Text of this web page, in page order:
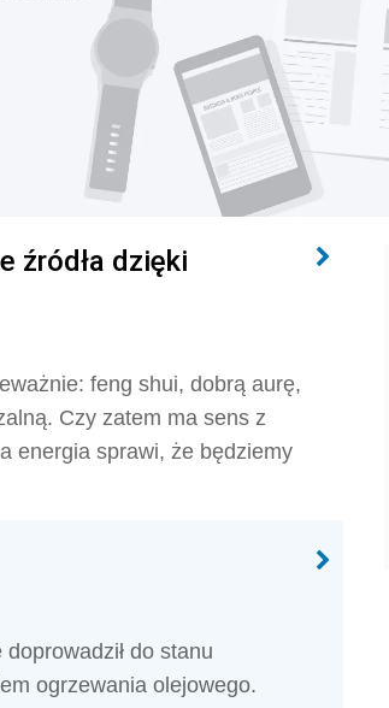
źródła dzięki
feng shui, dobrą aurę,
Czy zatem ma sens z
energia sprawi, że będziemy
do stanu
ogrzewania olejowego.